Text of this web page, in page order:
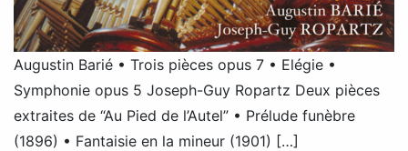
Augustin Barié • Trois pièces opus 7 • Elégie •
Symphonie opus 5 Joseph-Guy Ropartz Deux pièces
extraites de “Au Pied de l’Autel” • Prélude funèbre
(1896) • Fantaisie en la mineur (1901) […]